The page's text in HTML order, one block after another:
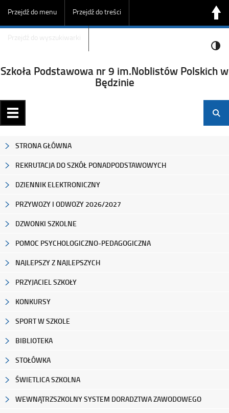
Przejdź do menu Przejdź do treści
Przejdź do wyszukiwarki
Szkoła Podstawowa nr 9 im.Noblistów Polskich w
Będzinie
STRONA GŁÓWNA
REKRUTACJA DO SZKÓŁ PONADPODSTAWOWYCH
DZIENNIK ELEKTRONICZNY
PRZYWOZY I ODWOZY 2026/2027
DZWONKI SZKOLNE
POMOC PSYCHOLOGICZNO-PEDAGOGICZNA
NAJLEPSZY Z NAJLEPSZYCH
PRZYJACIEL SZKOŁY
KONKURSY
SPORT W SZKOLE
BIBLIOTEKA
STOŁÓWKA
ŚWIETLICA SZKOLNA
WEWNĄTRZSZKOLNY SYSTEM DORADZTWA ZAWODOWEGO